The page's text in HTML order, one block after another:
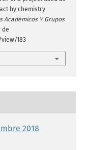
by chemistry
Académicos Y Grupos
de
183
2018